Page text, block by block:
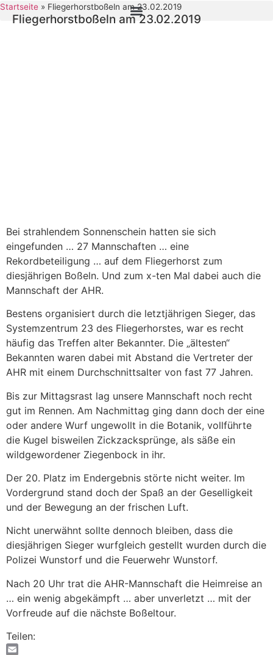
Startseite » Fliegerhorstboßeln am 23.02.2019
Fliegerhorstboßeln am 23.02.2019
Bei strahlendem Sonnenschein hatten sie sich
eingefunden … 27 Mannschaften … eine
Rekordbeteiligung … auf dem Fliegerhorst zum
diesjährigen Boßeln. Und zum x-ten Mal dabei auch die
Mannschaft der AHR.
Bestens organisiert durch die letztjährigen Sieger, das
Systemzentrum 23 des Fliegerhorstes, war es recht
häufig das Treffen alter Bekannter. Die „ältesten“
Bekannten waren dabei mit Abstand die Vertreter der
AHR mit einem Durchschnittsalter von fast 77 Jahren.
Bis zur Mittagsrast lag unsere Mannschaft noch recht
gut im Rennen. Am Nachmittag ging dann doch der eine
oder andere Wurf ungewollt in die Botanik, vollführte
die Kugel bisweilen Zickzacksprünge, als säße ein
wildgewordener Ziegenbock in ihr.
Der 20. Platz im Endergebnis störte nicht weiter. Im
Vordergrund stand doch der Spaß an der Geselligkeit
und der Bewegung an der frischen Luft.
Nicht unerwähnt sollte dennoch bleiben, dass die
diesjährigen Sieger wurfgleich gestellt wurden durch die
Polizei Wunstorf und die Feuerwehr Wunstorf.
Nach 20 Uhr trat die AHR-Mannschaft die Heimreise an
… ein wenig abgekämpft … aber unverletzt … mit der
Vorfreude auf die nächste Boßeltour.
Teilen: